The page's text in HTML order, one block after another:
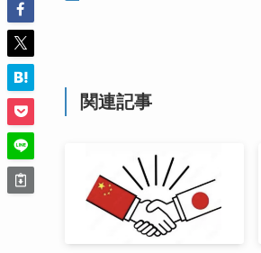
関連記事